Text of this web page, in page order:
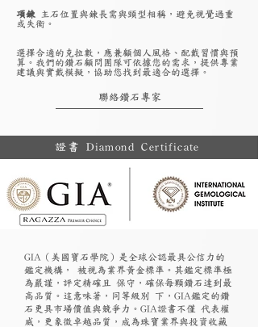
項鍊 主石位置與鍊長需與頸型相稱，避免視覺過重
或失衡。
選擇合適的克拉數，應兼顧個人風格、配戴習慣與預
算。我們的鑽石顧問團隊可依據您的需求，提供專業
建議與實戴模擬，協助您找到最適合的選擇。
聯絡鑽石專家
證書 Diamond Certificate
GIA（美國寶石學院）是全球公認最具公信力的
鑑定機構， 被視為業界黃金標準。其鑑定標準極
為嚴謹，評定精確且 保守，確保每顆鑽石達到最
高品質。這意味著，同等級別 下，GIA鑑定的鑽
石更具市場價值與競爭力。GIA證書不僅 代表權
威，更象徵卓越品質，成為珠寶業界與投資收藏